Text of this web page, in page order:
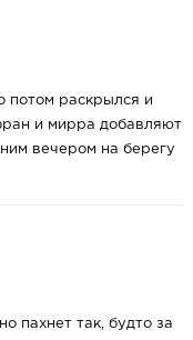
потом раскрылся и
и мирра добавляют
вечером на берегу
пахнет так, будто за